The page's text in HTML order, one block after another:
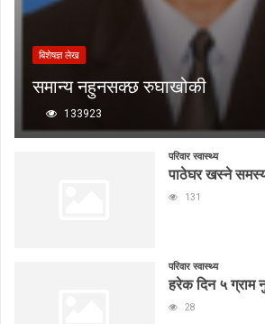
बिशेषज्ञ लेख
समान्य नहुनसक्छ रुघाखोकी
133923
परिवार स्वास्थ्य
पाठेघर खस्ने
131
परिवार स्वास्थ्य
हरेक दिन ५ ग्राम
28